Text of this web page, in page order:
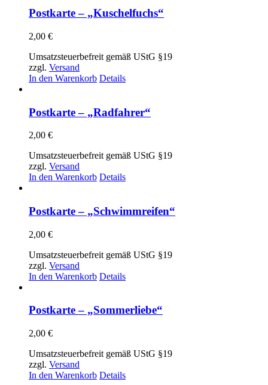
Postkarte – „Kuschelfuchs“
2,00 €
Umsatzsteuerbefreit gemäß UStG §19
zzgl. Versand
In den Warenkorb Details
Postkarte – „Radfahrer“
2,00 €
Umsatzsteuerbefreit gemäß UStG §19
zzgl. Versand
In den Warenkorb Details
Postkarte – „Schwimmreifen“
2,00 €
Umsatzsteuerbefreit gemäß UStG §19
zzgl. Versand
In den Warenkorb Details
Postkarte – „Sommerliebe“
2,00 €
Umsatzsteuerbefreit gemäß UStG §19
zzgl. Versand
In den Warenkorb Details